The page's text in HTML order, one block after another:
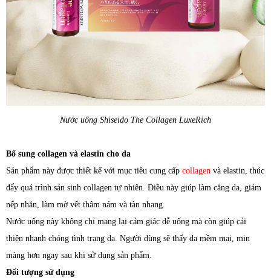
Nước uống Shiseido The Collagen LuxeRich
Bổ sung collagen và elastin cho da
Sản phẩm này được thiết kế với mục tiêu cung cấp collagen và elastin, thúc
đẩy quá trình sản sinh collagen tự nhiên. Điều này giúp làm căng da, giảm
nếp nhăn, làm mờ vết thâm nám và tàn nhang.
Nước uống này không chỉ mang lại cảm giác dễ uống mà còn giúp cải
thiện nhanh chóng tình trạng da. Người dùng sẽ thấy da mềm mại, mịn
màng hơn ngay sau khi sử dụng sản phẩm.
Đối tượng sử dụng